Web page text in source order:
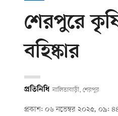
শেরপুরে
বহিষ্কার
প্রতিনিধি নালিতাবাড়ী, শেরপুর
প্রকাশ: ০৬ নভেম্বর ২০২৫, ০৯: